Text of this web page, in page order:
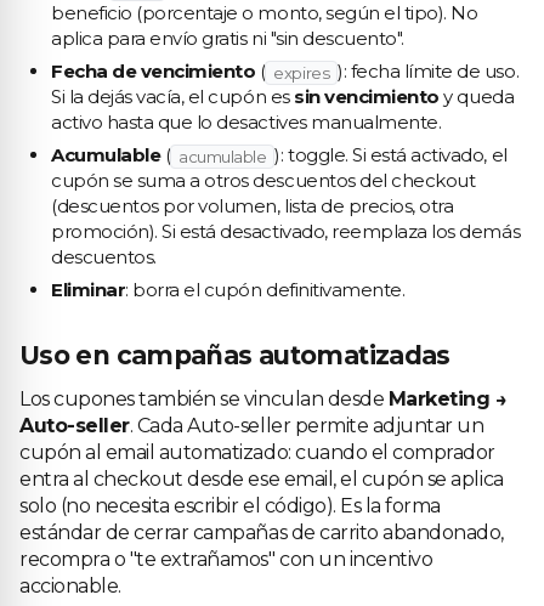
beneficio (porcentaje o monto, según el tipo). No
aplica para envío gratis ni "sin descuento".
Fecha de vencimiento ( expires ): fecha límite de uso.
Si la dejás vacía, el cupón es sin vencimiento y queda
activo hasta que lo desactives manualmente.
Acumulable( acumulable ): toggle. Si está activado, el
cupón se suma a otros descuentos del checkout
(descuentos por volumen, lista de precios, otra
promoción). Si está desactivado, reemplaza los demás
descuentos.
Eliminar: borra el cupón definitivamente.
Uso en campañas automatizadas
Los cupones también se vinculan desde Marketing →
Auto-seller. Cada Auto-seller permite adjuntar un
cupón al email automatizado: cuando el comprador
entra al checkout desde ese email, el cupón se aplica
solo (no necesita escribir el código). Es la forma
estándar de cerrar campañas de carrito abandonado,
recompra o "te extrañamos" con un incentivo
accionable.